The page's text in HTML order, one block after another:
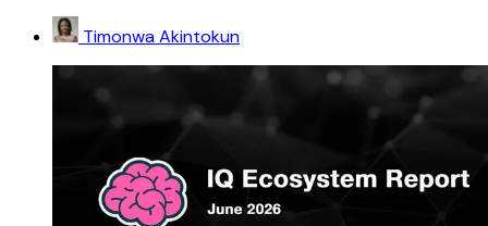
Timonwa Akintokun